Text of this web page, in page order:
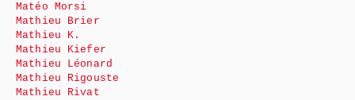
Matéo Morsi
Mathieu Brier
Mathieu K.
Mathieu Kiefer
Mathieu Léonard
Mathieu Rigouste
Mathieu Rivat